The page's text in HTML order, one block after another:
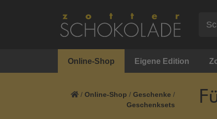
Online-Shop Eigene Edition
/ Online-Shop / Geschenke /
Geschenksets